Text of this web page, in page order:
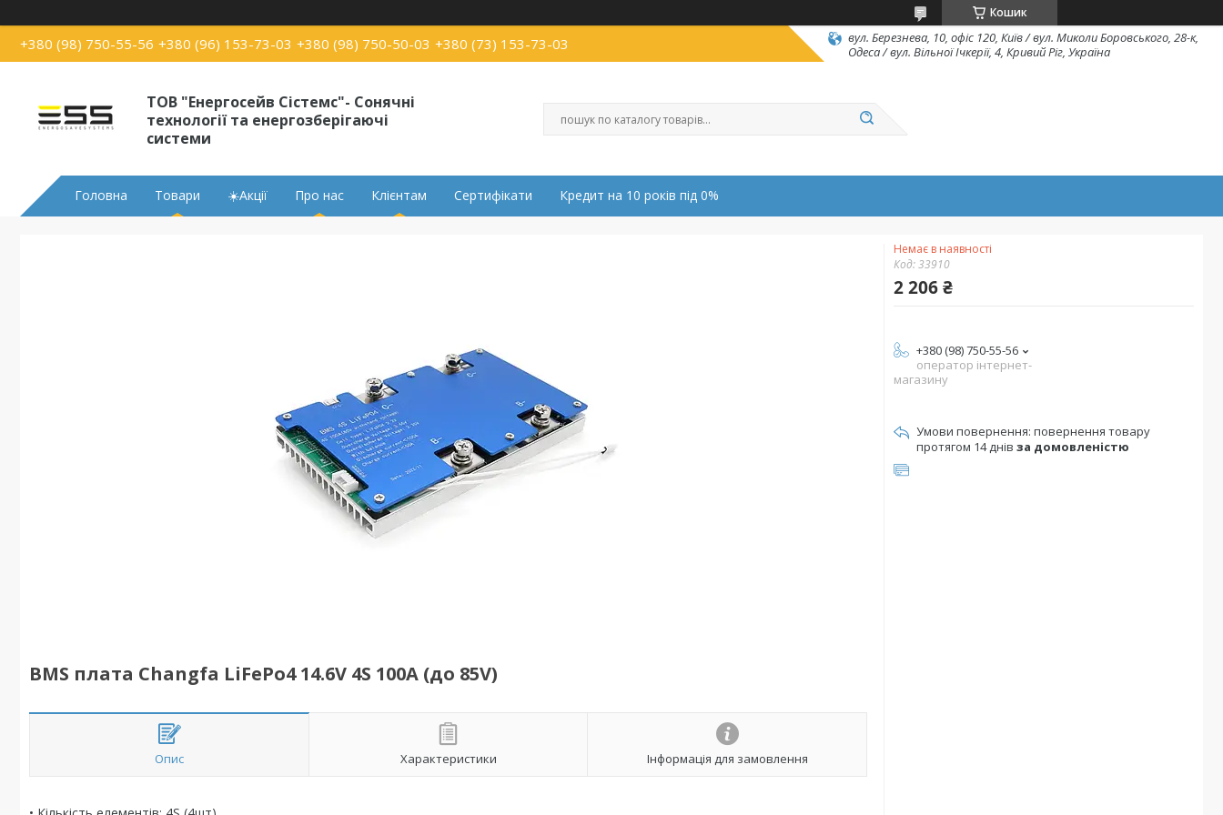
Кошик
+380 (98) 750-55-56 +380 (96) 153-73-03 +380 (98) 750-50-03 +380 (73) 153-73-03
вул. Березнева, 10, офіс 120, Київ / вул. Миколи Боровського, 28-к,
Одеса / вул. Вільної Ічкерії, 4, Кривий Ріг, Україна
ТОВ "Енергосейв Сістемс"- Сонячні
технології та енергозберігаючі
системи
Головна Товари ☀️Акції Про нас Клієнтам Сертифікати Кредит на 10 років під 0%
BMS плата Changfa LiFePo4 14.6V 4S 100A (до 85V)
Опис Характеристики Інформація для замовлення
Немає в наявності
Код:33910
2 206 ₴
+380 (98) 750-55-56
оператор інтернет-
магазину
повернення товару
протягом 14 днів за домовленістю